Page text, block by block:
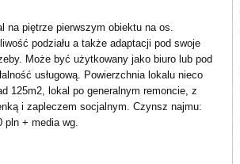
na piętrze pierwszym obiektu na os.
podziału a także adaptacji pod swoje
Może być użytkowany jako biuro lub pod
usługową. Powierzchnia lokalu nieco
125m2, lokal po generalnym remoncie, z
i zapleczem socjalnym. Czynsz najmu:
pln + media wg.